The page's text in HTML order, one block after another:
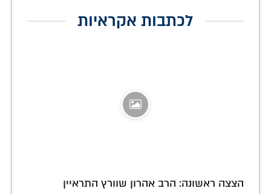
לכתבות אקראיות
הצצה ראשונה: הרב אהרון שוורץ התראיין